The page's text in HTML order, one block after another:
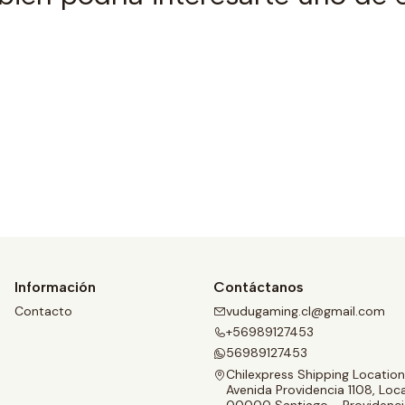
Información
Contacto
Contáctanos
vudugaming.cl@gmail.com
+56989127453
56989127453
Chilexpress Shipping Location
Avenida Providencia 1108,